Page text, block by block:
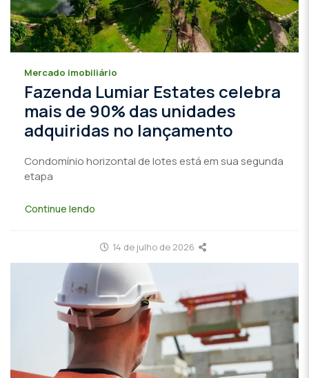
Mercado imobiliário
Fazenda Lumiar Estates celebra
mais de 90% das unidades
adquiridas no lançamento
Condomínio horizontal de lotes está em sua segunda
etapa
Continue lendo
14 de julho de 2026